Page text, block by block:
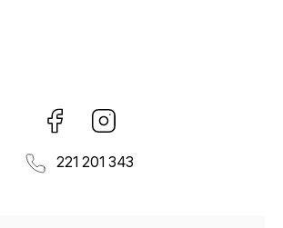
Facebook
221 201 343